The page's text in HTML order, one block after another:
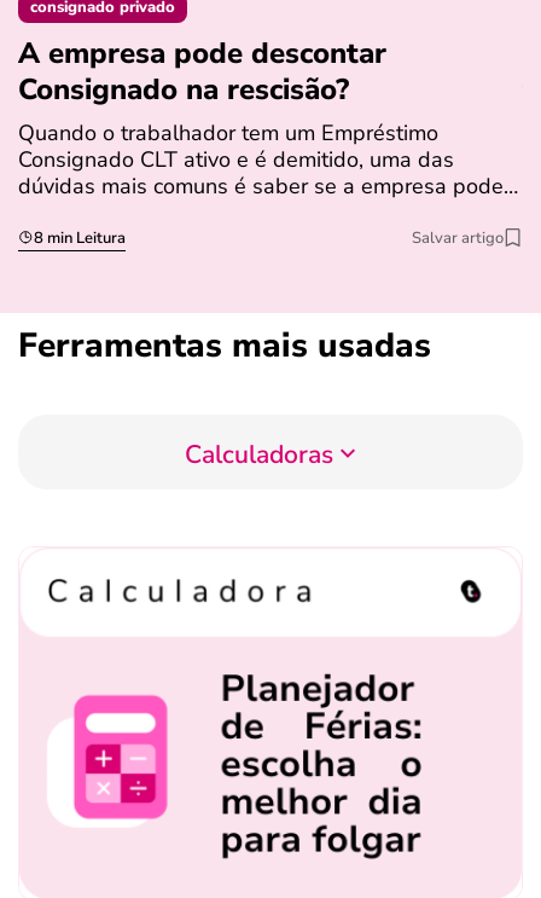
consignado privado
A empresa pode descontar
Consignado na rescisão​?
Quando o trabalhador tem um Empréstimo
Consignado CLT ativo e é demitido, uma das
dúvidas mais comuns é saber se a empresa pode…
8 min Leitura Salvar artigo
Ferramentas mais usadas
Calculadoras